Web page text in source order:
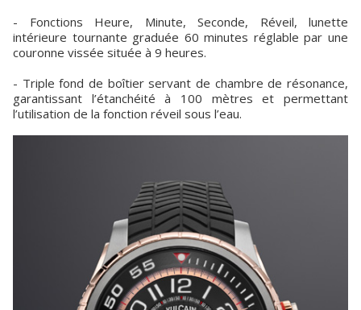
- Fonctions Heure, Minute, Seconde, Réveil, lunette
intérieure tournante graduée 60 minutes réglable par une
couronne vissée située à 9 heures.
- Triple fond de boîtier servant de chambre de résonance,
garantissant l’étanchéité à 100 mètres et permettant
l’utilisation de la fonction réveil sous l’eau.